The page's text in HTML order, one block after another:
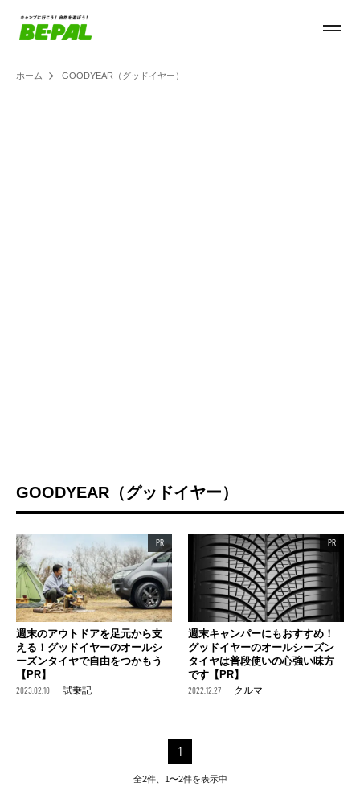
ホーム GOODYEAR（グッドイヤー）
GOODYEAR（グッドイヤー）
PR
週末のアウトドアを足元から支
える！グッドイヤーのオールシ
ーズンタイヤで自由をつかもう
【PR】
2023.02.10 試乗記
PR
週末キャンパーにもおすすめ！
グッドイヤーのオールシーズン
タイヤは普段使いの心強い味方
です【PR】
2022.12.27 クルマ
1
全2件、1〜2件を表示中